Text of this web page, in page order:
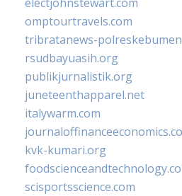
omptourtravels.com
tribratanews-
rsudbayuasih.org
publikjurnalistik.org
juneteenthapparel.net
italywarm.com
kvk-kumari.org
scisportsscience.com